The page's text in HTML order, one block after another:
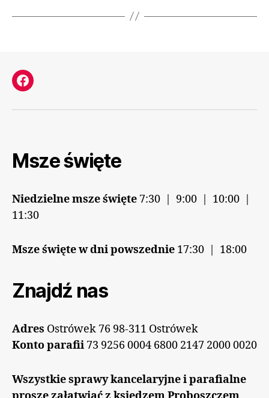
Facebook
Msze święte
Niedzielne msze święte 7:30 | 9:00 | 10:00 |
11:30
Msze święte w dni powszednie 17:30 | 18:00
Znajdź nas
Adres Ostrówek 76 98-311 Ostrówek
Konto parafii 73 9256 0004 6800 2147 2000 0020
Wszystkie sprawy kancelaryjne i parafialne